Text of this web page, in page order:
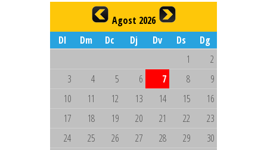
Agost 2026
Dl
Dm Dc Dj Dv Ds
Dg
1
2
3
4 5 6 7 8
9
10
11 12 13 14 15
16
17
18 19 20 21 22
23
24
25 26 27 28 29
30